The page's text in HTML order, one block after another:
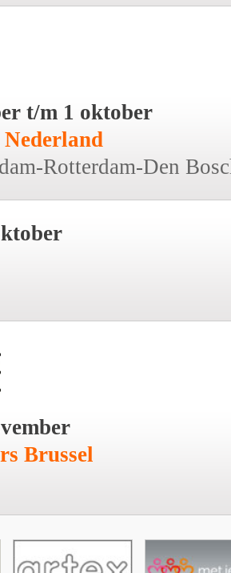
t/m 1 oktober
Rotterdam-Den
Brussel